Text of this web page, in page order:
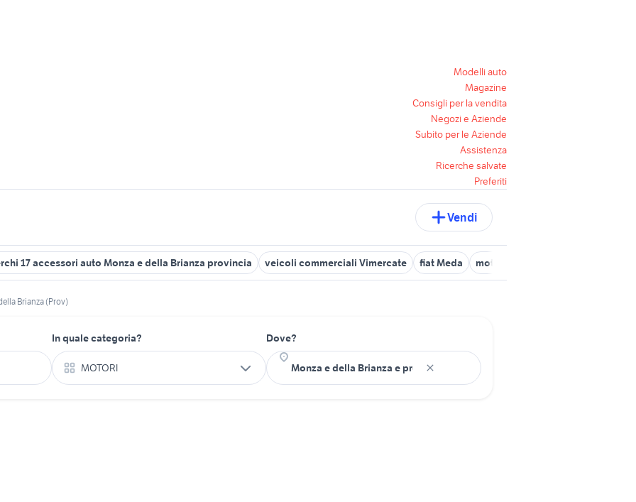
Modelli auto
Magazine
Consigli per la vendita
Negozi e Aziende
Subito per le Aziende
Assistenza
Ricerche salvate
Preferiti
Vendi
17 accessori auto Monza e della Brianza provincia veicoli commerciali Vimercate fiat Meda moto usate busnago
Brianza (Prov)
In quale categoria?
MOTORI
Dove?